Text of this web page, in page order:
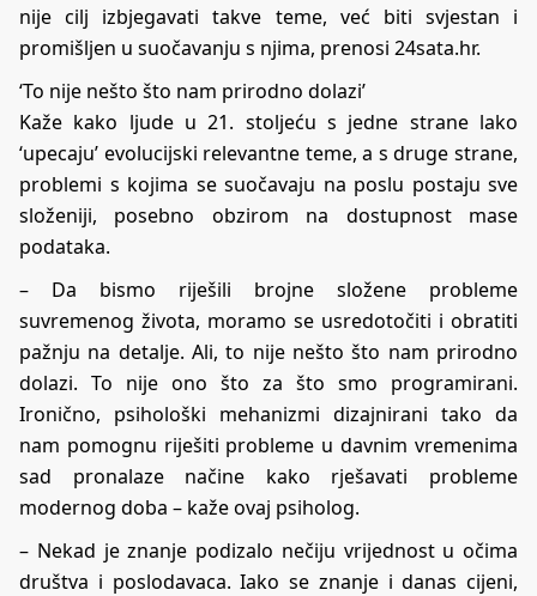
nije cilj izbjegavati takve teme, već biti svjestan i
promišljen u suočavanju s njima, prenosi 24sata.hr.
‘To nije nešto što nam prirodno dolazi’
Kaže kako ljude u 21. stoljeću s jedne strane lako
‘upecaju’ evolucijski relevantne teme, a s druge strane,
problemi s kojima se suočavaju na poslu postaju sve
složeniji, posebno obzirom na dostupnost mase
podataka.
– Da bismo riješili brojne složene probleme
suvremenog života, moramo se usredotočiti i obratiti
pažnju na detalje. Ali, to nije nešto što nam prirodno
dolazi. To nije ono što za što smo programirani.
Ironično, psihološki mehanizmi dizajnirani tako da
nam pomognu riješiti probleme u davnim vremenima
sad pronalaze načine kako rješavati probleme
modernog doba – kaže ovaj psiholog.
– Nekad je znanje podizalo nečiju vrijednost u očima
društva i poslodavaca. Iako se znanje i danas cijeni,